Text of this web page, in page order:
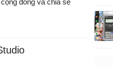
đồng và chia sẻ